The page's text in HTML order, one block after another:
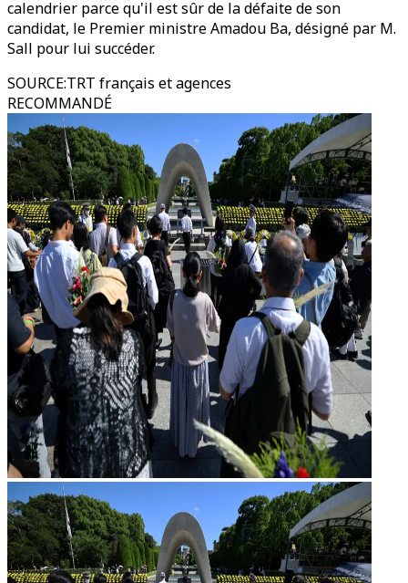
calendrier parce qu'il est sûr de la défaite de son
candidat, le Premier ministre Amadou Ba, désigné par M.
Sall pour lui succéder.
SOURCE:TRT français et agences
RECOMMANDÉ